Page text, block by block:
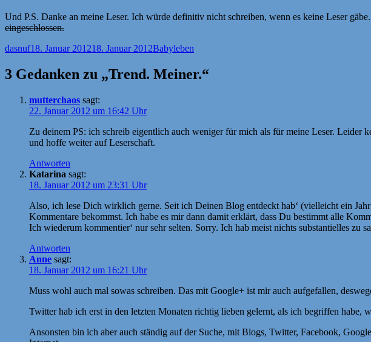
Und P.S. Danke an meine Leser. Ich würde definitiv nicht schreiben, wenn es keine Leser
eingeschlossen.
Autor
dasnufVeröffentlicht
18. Januar 201218. Januar 2012Kategorien
Babyleben
3 Gedanken zu „Trend. Meiner.“
mutterchaos sagt:
22. Januar 2012 um 16:42 Uhr
Zu deinem PS: ich schreib eigentlich auch weniger für mich als für meine Leser.
und hoffe weiter auf Leserschaft.
Antworten
Katarina sagt:
18. Januar 2012 um 23:31 Uhr
Also, ich lese Dich wirklich gerne. Seit ich Deinen Blog entdeckt hab‘ (vielleicht ein
Kommentare bekommst. Ich habe es mir dann damit erklärt, dass Du bestimmt alle
Ich wiederum kommentier‘ nur sehr selten. Sorry. Ich hab meist nichts substantielles zu
Antworten
Anne sagt:
18. Januar 2012 um 16:21 Uhr
Muss wohl auch mal sowas schreiben. Das mit Google+ ist mir auch aufgefallen,
Twitter hab ich erst in den letzten Monaten richtig lieben gelernt, als ich begriffen habe,
Ansonsten bin ich aber auch ständig auf der Suche, mit Blogs, Twitter, Facebook,